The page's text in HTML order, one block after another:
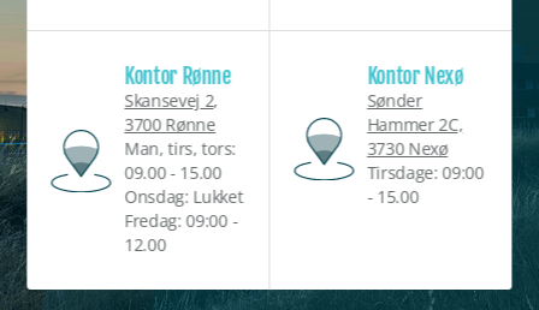
Kontor Rønne
Skansevej 2,
3700 Rønne
Man, tirs, tors:
09.00 - 15.00
Onsdag: Lukket
Fredag: 09:00 -
12.00
Kontor Nexø
Sønder
Hammer 2C,
3730 Nexø
Tirsdage: 09:00
- 15.00